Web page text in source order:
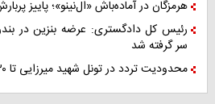
هرمزگان در آماده‌باش «ال‌نینو»؛ پاییز
رئیس کل دادگستری: عرضه بنزین در
سر گرفته شد
محدودیت تردد در تونل شهید میرزایی تا ۳۰ آبان